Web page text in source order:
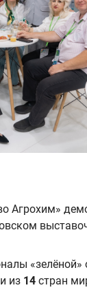
Агрохим»
из 14 стран